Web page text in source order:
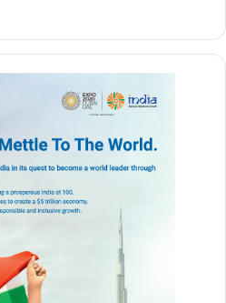
के लिए एक प्रपत्र तैयार किया जा
के आधार पर टी एल मीटिंग में समीक्षा
जीआर मंडावी, एडीपीओ नारायण वर्मा,
एसआर देवांगन, पी श्रीनिवास राव,
के समस्त प्रिंसिपल उपस्थित थे।